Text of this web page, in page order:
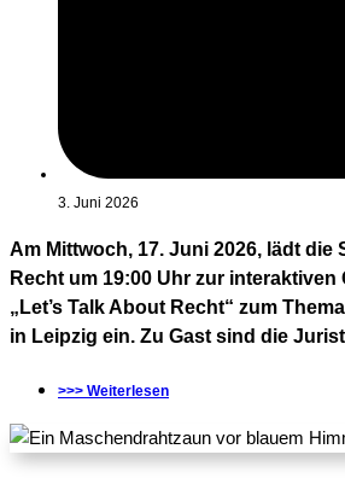
3. Juni 2026
Am Mittwoch, 17. Juni 2026, lädt die
Recht um 19:00 Uhr zur interaktiven
„Let’s Talk About Recht“ zum
in Leipzig ein. Zu Gast sind die
>>> Weiterlesen